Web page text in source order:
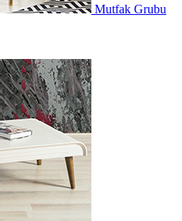
Mutfak Grubu